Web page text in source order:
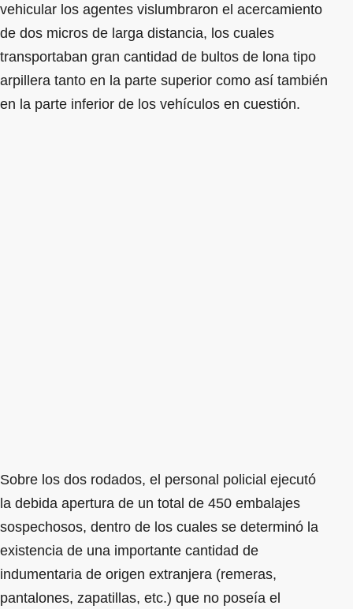
vehicular los agentes vislumbraron el acercamiento
de dos micros de larga distancia, los cuales
transportaban gran cantidad de bultos de lona tipo
arpillera tanto en la parte superior como así también
en la parte inferior de los vehículos en cuestión.
Sobre los dos rodados, el personal policial ejecutó
la debida apertura de un total de 450 embalajes
sospechosos, dentro de los cuales se determinó la
existencia de una importante cantidad de
indumentaria de origen extranjera (remeras,
pantalones, zapatillas, etc.) que no poseía el